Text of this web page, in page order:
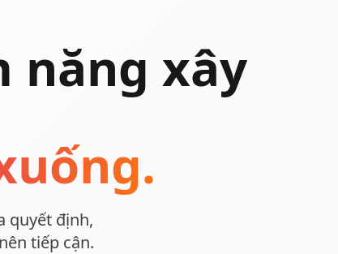
năng xây
quyết định,
tiếp cận.